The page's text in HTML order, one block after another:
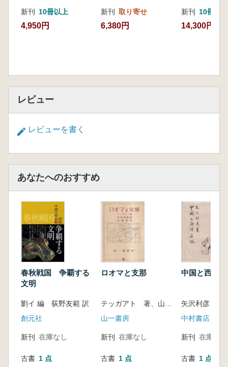
新刊 10冊以上
4,950円
新刊 取り寄せ
6,380円
新刊 10冊以上
14,300円
レビュー
レビューを書く
あなたへのおすすめ
春秋戦国 争覇する
文明
劉イ 編 荻野友範 訳
創元社
新刊 在庫なし
古書 1 点
ロオマと支那
山一書房
新刊 在庫なし
古書 1 点
中国と西洋
矢沢利彦 著
中村書店
新刊 在庫なし
古書 1 点